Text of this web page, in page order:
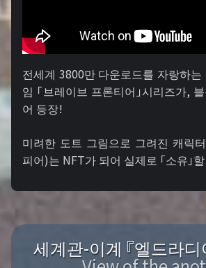
전세계 3800만 다운로드를 자랑하는
임 「브레이브 프론티어」시리즈가,
어 등장!
미려한 도트 그림으로 그려진 캐릭
피어)는 NFT가 되어 실제로 「소유」
세계관-이계 『엘드라디